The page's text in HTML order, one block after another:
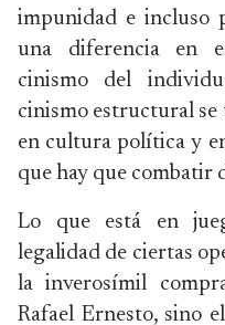
impunidad e incluso
una diferencia en
cinismo del
cinismo estructural se
en cultura política y
que hay que combatir
Lo que está en
legalidad de ciertas
la inverosímil
Rafael Ernesto, sino